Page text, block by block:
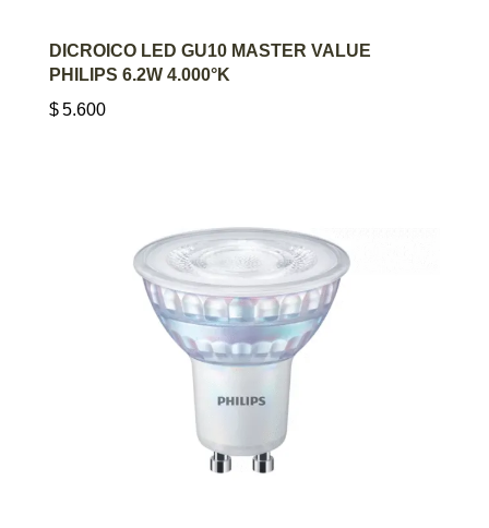
AGREGAR AL CARRITO
DICROICO LED GU10 MASTER VALUE
PHILIPS 6.2W 4.000°K
$5.600